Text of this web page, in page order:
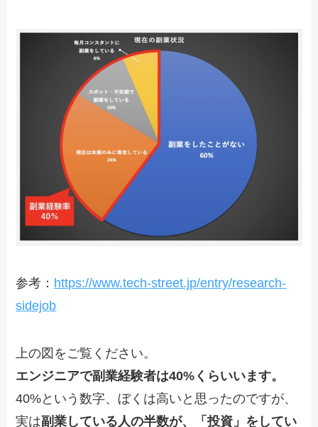
参考： https://www.tech-street.jp/entry/research-
sidejob
上の図をご覧ください。
エンジニアで副業経験者は40%くらいいます。
40%という数字、ぼくは高いと思ったのですが、
実は副業している人の半数が、「投資」をしてい